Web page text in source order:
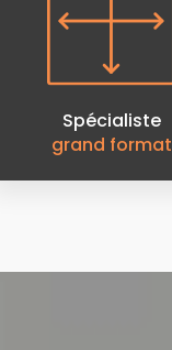
Spécialiste
grand format